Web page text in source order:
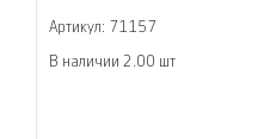
Артикул: 71157
В наличии 2.00 шт